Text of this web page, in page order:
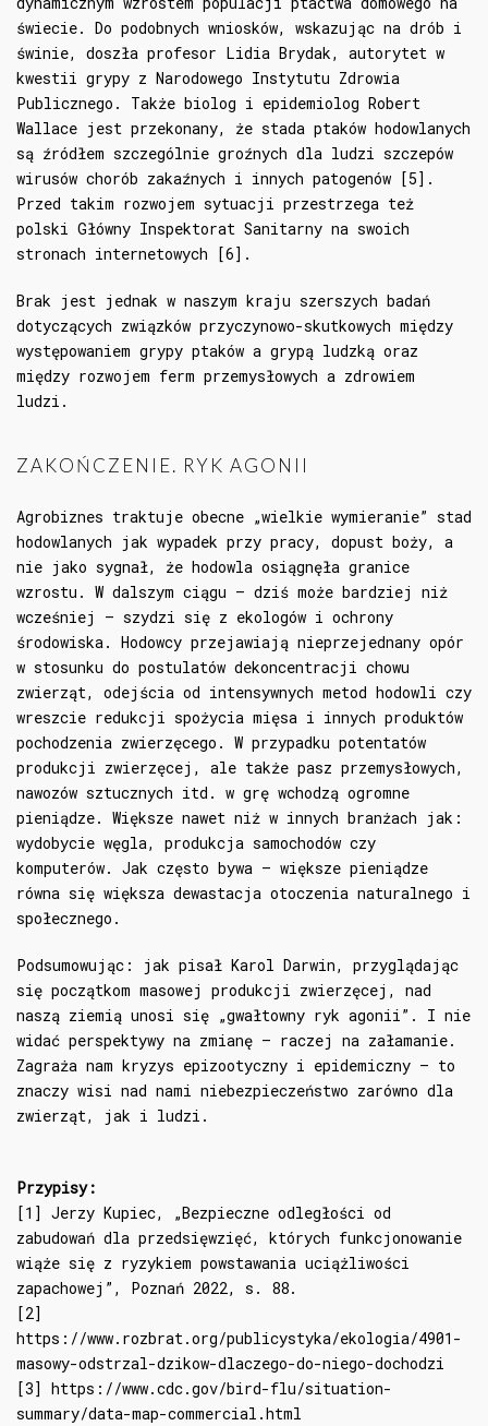
świecie. Do podobnych wniosków, wskazując na drób i
świnie, doszła profesor Lidia Brydak, autorytet w
kwestii grypy z Narodowego Instytutu Zdrowia
Publicznego. Także biolog i epidemiolog Robert
Wallace jest przekonany, że stada ptaków hodowlanych
są źródłem szczególnie groźnych dla ludzi szczepów
wirusów chorób zakaźnych i innych patogenów [5].
Przed takim rozwojem sytuacji przestrzega też
polski Główny Inspektorat Sanitarny na swoich
stronach internetowych [6].
Brak jest jednak w naszym kraju szerszych badań
dotyczących związków przyczynowo-skutkowych między
występowaniem grypy ptaków a grypą ludzką oraz
między rozwojem ferm przemysłowych a zdrowiem
ludzi.
ZAKOŃCZENIE. RYK AGONII
Agrobiznes traktuje obecne „wielkie wymieranie” stad
hodowlanych jak wypadek przy pracy, dopust boży, a
nie jako sygnał, że hodowla osiągnęła granice
wzrostu. W dalszym ciągu – dziś może bardziej niż
wcześniej – szydzi się z ekologów i ochrony
środowiska. Hodowcy przejawiają nieprzejednany opór
w stosunku do postulatów dekoncentracji chowu
zwierząt, odejścia od intensywnych metod hodowli czy
wreszcie redukcji spożycia mięsa i innych produktów
pochodzenia zwierzęcego. W przypadku potentatów
produkcji zwierzęcej, ale także pasz przemysłowych,
nawozów sztucznych itd. w grę wchodzą ogromne
pieniądze. Większe nawet niż w innych branżach jak:
wydobycie węgla, produkcja samochodów czy
komputerów. Jak często bywa – większe pieniądze
równa się większa dewastacja otoczenia naturalnego i
społecznego.
Podsumowując: jak pisał Karol Darwin, przyglądając
się początkom masowej produkcji zwierzęcej, nad
naszą ziemią unosi się „gwałtowny ryk agonii”. I nie
widać perspektywy na zmianę – raczej na załamanie.
Zagraża nam kryzys epizootyczny i epidemiczny – to
znaczy wisi nad nami niebezpieczeństwo zarówno dla
zwierząt, jak i ludzi.
Przypisy:
[1] Jerzy Kupiec, „Bezpieczne odległości od
zabudowań dla przedsięwzięć, których funkcjonowanie
wiąże się z ryzykiem powstawania uciążliwości
zapachowej”, Poznań 2022, s. 88.
[2]
https://www.rozbrat.org/publicystyka/ekologia/4901-
masowy-odstrzal-dzikow-dlaczego-do-niego-dochodzi
[3] https://www.cdc.gov/bird-flu/situation-
summary/data-map-commercial.html